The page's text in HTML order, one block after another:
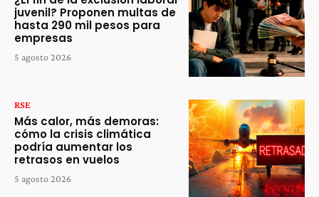
juvenil? Proponen multas de
hasta 290 mil pesos para
empresas
5 agosto 2026
RSE
Más calor, más demoras:
cómo la crisis climática
podría aumentar los
retrasos en vuelos
5 agosto 2026